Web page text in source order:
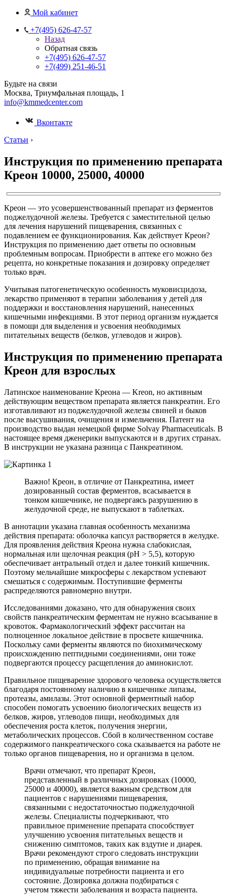
Мой кабинет
+7(495) 626-47-57
Назад
Обратная связь
+7(495) 626-47-57
+7(499) 251-46-51
Будьте на связи
Москва, Триумфальная площадь, 1
info@kmmedcenter.com
Вконтакте
Статьи ›
Инструкция по применению препарата
Креон 10000, 25000, 40000
Креон — это усовершенствованный препарат из ферментов
поджелудочной железы. Требуется с заместительной целью
для лечения нарушений пищеварения, связанных с
подавлением ее функционирования. Как действует Креон?
Инструкция по применению дает ответы по основным
проблемным вопросам. Приобрести в аптеке его можно без
рецепта, но конкретные показания и дозировку определяет
только врач.
Учитывая патогенетическую особенность муковисцидоза,
лекарство применяют в терапии заболевания у детей для
поддержки и восстановления нарушений, нанесенных
кишечными инфекциями. В этот период организм нуждается
в помощи для выделения и усвоения необходимых
питательных веществ (белков, углеводов и жиров).
Инструкция по применению препарата
Креон для взрослых
Латинское наименование Креона — Kreon, но активным
действующим веществом препарата является панкреатин. Его
изготавливают из поджелудочной железы свиней и быков
после высушивания, очищения и измельчения. Патент на
производство выдан немецкой фирме Solvay Pharmaceuticals. В
настоящее время дженерики выпускаются и в других странах.
В инструкции не указана разница с Панкреатином.
Важно! Креон, в отличие от Панкреатина, имеет
дозированный состав ферментов, всасывается в
тонком кишечнике, не подвергаясь разрушению в
желудочной среде, не выпускают в таблетках.
В аннотации указана главная особенность механизма
действия препарата: оболочка капсул растворяется в желудке.
Для проявления действия Креона нужна слабокислая,
нормальная или щелочная реакция (рН > 5,5), которую
обеспечивает антральный отдел и далее тонкий кишечник.
Поэтому мельчайшие микросферы с лекарством успевают
смешаться с содержимым. Поступившие ферменты
распределяются равномерно внутри.
Исследованиями доказано, что для обнаружения своих
свойств панкреатическим ферментам не нужно всасывание в
кровоток. Фармакологический эффект рассчитан на
полноценное локальное действие в просвете кишечника.
Поскольку сами ферменты являются по биохимическому
происхождению пептидными соединениями, они тоже
подвергаются процессу расщепления до аминокислот.
Правильное пищеварение здорового человека осуществляется
благодаря постоянному наличию в кишечнике липазы,
протеазы, амилазы. Этот основной ферментный набор
способен помогать усвоению биологических веществ из
белков, жиров, углеводов пищи, необходимых для
обеспечения роста клеток, получения энергии,
метаболических процессов. Сбой в количественном составе
содержимого панкреатического сока сказывается на работе не
только органов пищеварения, но и организма в целом.
Врачи отмечают, что препарат Креон,
представленный в различных дозировках (10000,
25000 и 40000), является важным средством для
пациентов с нарушениями пищеварения,
связанными с недостаточностью поджелудочной
железы. Специалисты подчеркивают, что
правильное применение препарата способствует
улучшению усвоения питательных веществ и
снижению симптомов, таких как вздутие и диарея.
Врачи рекомендуют строго следовать инструкции
по применению, обращая внимание на
индивидуальные потребности пациента и его
состояние. Дозировка должна подбираться с
учетом тяжести заболевания и возраста пациента.